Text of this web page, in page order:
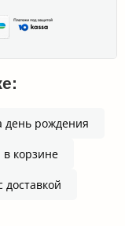
день рождения
корзине
доставкой